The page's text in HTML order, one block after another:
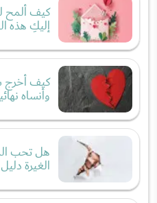
كيف ألمح
إليكِ هذه
كيف
وأنساه
هل تحب
الغيرة